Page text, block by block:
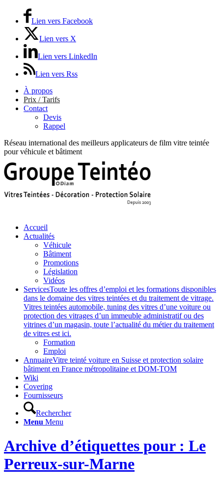
Lien vers Facebook
Lien vers X
Lien vers LinkedIn
Lien vers Rss
À propos
Prix / Tarifs
Contact
Devis
Rappel
Réseau international des meilleurs applicateurs de film vitre teintée
pour véhicule et bâtiment
Accueil
Actualités
Véhicule
Bâtiment
Promotions
Législation
Vidéos
ServicesToute les offres d’emploi et les formations disponibles
dans le domaine des vitres teintées et du traitement de vitrage.
Vitres teintées automobile, tuning des vitres d’une voiture ou
protection des vitrages d’un immeuble administratif ou des
vitrines d’un magasin, toute l’actualité du métier du traitement
de vitres est ici.
Formation
Emploi
AnnuaireVitre teinté voiture en Suisse et protection solaire
bâtiment en France métropolitaine et DOM-TOM
Wiki
Covering
Fournisseurs
Rechercher
Menu Menu
Archive d’étiquettes pour : Le
Perreux-sur-Marne